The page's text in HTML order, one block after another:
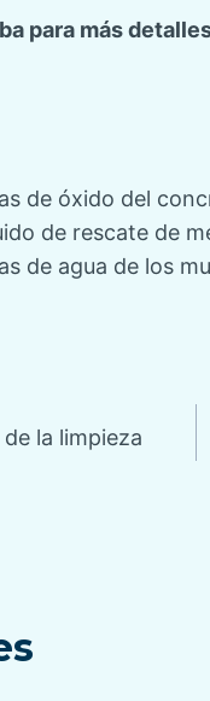
para más
de óxido del
de rescate de
de agua de los
la limpieza